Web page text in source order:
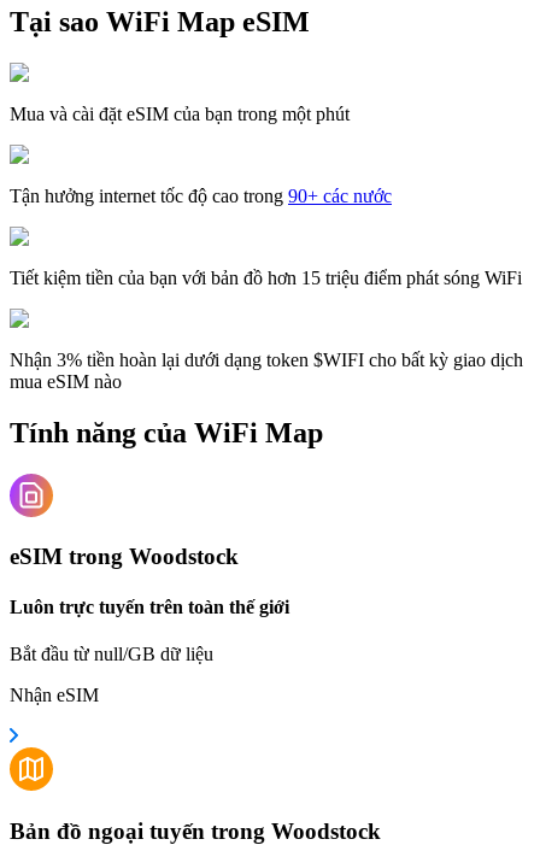
Tại sao WiFi Map eSIM
Mua và cài đặt eSIM của bạn trong một phút
Tận hưởng internet tốc độ cao trong 90+ các nước
Tiết kiệm tiền của bạn với bản đồ hơn 15 triệu điểm phát sóng WiFi
Nhận 3% tiền hoàn lại dưới dạng token $WIFI cho bất kỳ giao dịch
mua eSIM nào
Tính năng của WiFi Map
eSIM trong Woodstock
Luôn trực tuyến trên toàn thế giới
Bắt đầu từ null/GB dữ liệu
Nhận eSIM
Bản đồ ngoại tuyến trong Woodstock